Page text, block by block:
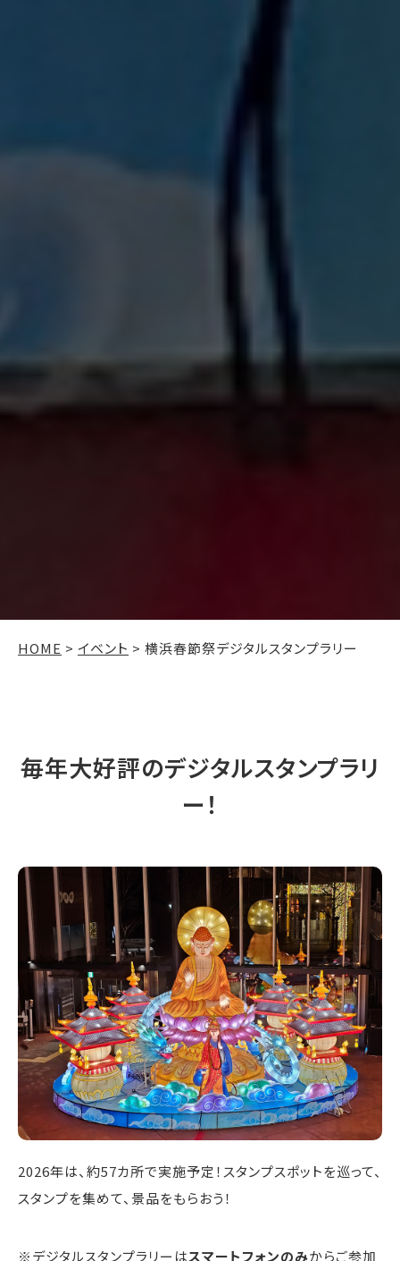
HOME > イベント > 横浜春節祭デジタルスタンプラリー
毎年大好評のデジタルスタンプラリ
ー！
2026年は、約57カ所で実施予定！スタンプスポットを巡って、
スタンプを集めて、景品をもらおう！
※デジタルスタンプラリーはスマートフォンのみからご参加